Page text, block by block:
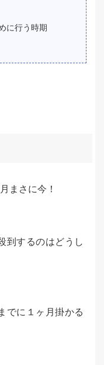
に行う時期
まさに今！
到するのはどうし
でに１ヶ月掛かる